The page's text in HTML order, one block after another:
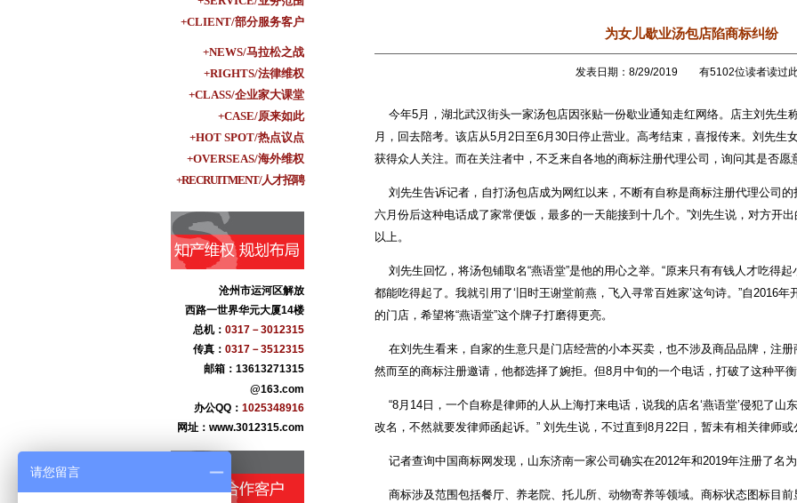
+CLIENT/部分服务客户
+NEWS/马拉松之战
+RIGHTS/法律维权
+CLASS/企业家大课堂
+CASE/原来如此
+HOT SPOT/热点议点
+OVERSEAS/海外维权
+RECRUITMENT/人才招聘
沧州市运河区解放
西路一世界华元大厦14楼
总机： 0317－3012315
传真： 0317－3512315
邮箱：13613271315
@163.com
办公QQ： 1025348916
网址：www.3012315.com
盐百商贸集团
青县华业古典家具
沧州纪大烟袋枣业
黄骅市果美生态食品
河北康泰药业
河北肃昂裘革
任丘市万宝铝业
任丘市金鑫链轮厂
为女儿歇业汤包店陷商标纠纷
发表日期：8/29/2019 有5102位读者读过
今年5月，湖北武汉街头一家汤包店因张贴一份歇业通知走红网络。店主刘先生
月，回去陪考。该店从5月2日至6月30日停止营业。高考结束，喜报传来。刘先生
获得众人关注。而在关注者中，不乏来自各地的商标注册代理公司，询问其是否愿
刘先生告诉记者，自打汤包店成为网红以来，不断有自称是商标注册代理公司的
六月份后这种电话成了家常便饭，最多的一天能接到十几个。”刘先生说，对方开
以上。
刘先生回忆，将汤包铺取名“燕语堂”是他的用心之举。“原来只有有钱人才吃得
都能吃得起了。我就引用了‘旧时王谢堂前燕，飞入寻常百姓家’这句诗。”自2016
的门店，希望将“燕语堂”这个牌子打磨得更亮。
在刘先生看来，自家的生意只是门店经营的小本买卖，也不涉及商品品牌，注
然而至的商标注册邀请，他都选择了婉拒。但8月中旬的一个电话，打破了这种平
“8月14日，一个自称是律师的人从上海打来电话，说我的店名‘燕语堂’侵犯了山
改名，不然就要发律师函起诉。” 刘先生说，不过直到8月22日，暂未有相关律师
记者查询中国商标网发现，山东济南一家公司确实在2012年和2019年注册了名
商标涉及范围包括餐厅、养老院、托儿所、动物寄养等领域。商标状态图标目前
请您留言